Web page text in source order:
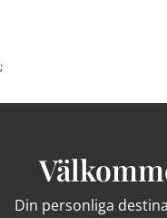
;
Din personliga